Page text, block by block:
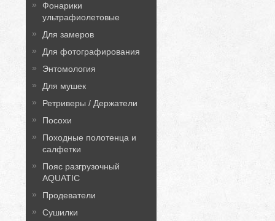
Фонарики
ультрафиолетовые
Для замеров
Для фотографирования
Энтомология
Для мушек
Ретриверы / Держатели
Посохи
Походные полотенца и
салфетки
Пояс разгрузочный
AQUATIC
Продеватели
Сушилки